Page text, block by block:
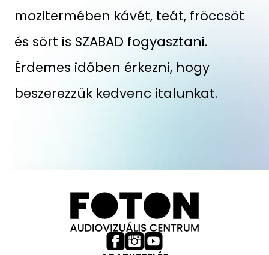
mozitermében kávét, teát, fröccsöt
és sört is SZABAD fogyasztani.
Érdemes időben érkezni, hogy
beszerezzük kedvenc italunkat.